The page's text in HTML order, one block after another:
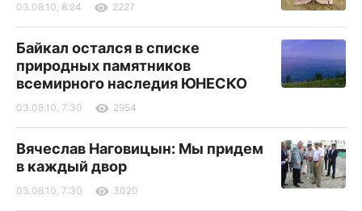
03.08.10, 8:24 2227
Байкал остался в списке
природных памятников
всемирного наследия ЮНЕСКО
03.08.10, 7:30 2954
Вячеслав Наговицын: Мы придем
в каждый двор
03.08.10, 7:30 3020